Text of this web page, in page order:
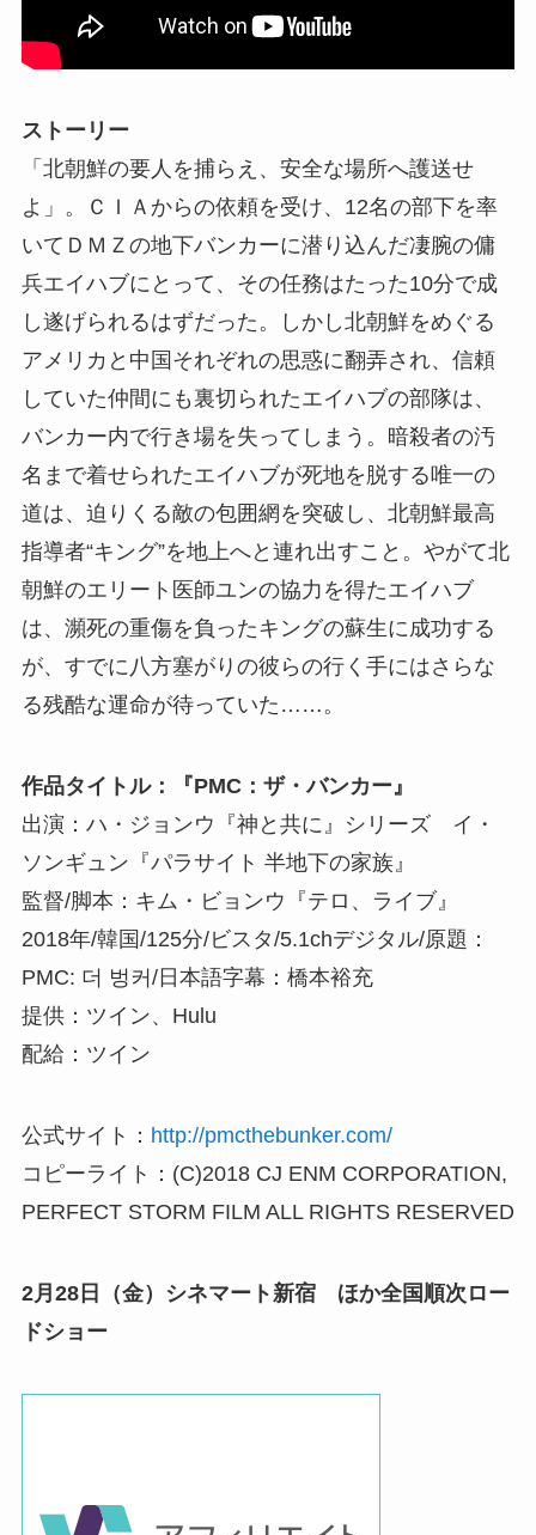
ストーリー
「北朝鮮の要人を捕らえ、安全な場所へ護送せ
よ」。ＣＩＡからの依頼を受け、12名の部下を率
いてＤＭＺの地下バンカーに潜り込んだ凄腕の傭
兵エイハブにとって、その任務はたった10分で成
し遂げられるはずだった。しかし北朝鮮をめぐる
アメリカと中国それぞれの思惑に翻弄され、信頼
していた仲間にも裏切られたエイハブの部隊は、
バンカー内で行き場を失ってしまう。暗殺者の汚
名まで着せられたエイハブが死地を脱する唯一の
道は、迫りくる敵の包囲網を突破し、北朝鮮最高
指導者“キング”を地上へと連れ出すこと。やがて北
朝鮮のエリート医師ユンの協力を得たエイハブ
は、瀕死の重傷を負ったキングの蘇生に成功する
が、すでに八方塞がりの彼らの行く手にはさらな
る残酷な運命が待っていた……。
作品タイトル：『PMC：ザ・バンカー』
出演：ハ・ジョンウ『神と共に』シリーズ イ・
ソンギュン『パラサイト 半地下の家族』
監督/脚本：キム・ビョンウ『テロ、ライブ』
2018年/韓国/125分/ビスタ/5.1chデジタル/原題：
PMC: 더 벙커/日本語字幕：橋本裕充
提供：ツイン、Hulu
配給：ツイン
公式サイト： http://pmcthebunker.com/
コピーライト：(C)2018 CJ ENM CORPORATION,
PERFECT STORM FILM ALL RIGHTS RESERVED
2月28日（金）シネマート新宿 ほか全国順次ロー
ドショー